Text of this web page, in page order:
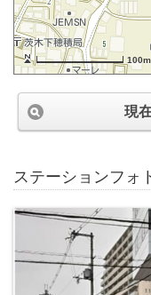
100m
現
ステーションフォ